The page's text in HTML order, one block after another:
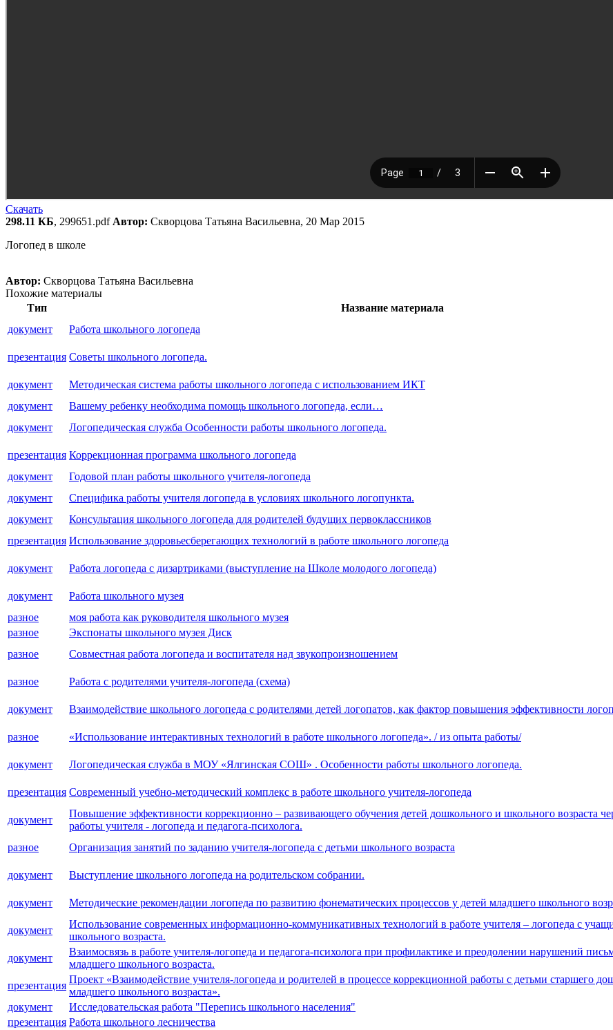
Скачать
298.11 КБ, 299651.pdf Автор: Скворцова Татьяна Васильевна, 20 Мар 2015
Логопед в школе
Автор: Скворцова Татьяна Васильевна
Похожие материалы
Тип
Название материала
документ
Работа школьного логопеда
презентация Советы школьного логопеда.
документ Методическая система работы школьного логопеда с использованием ИКТ
документ
Вашему ребенку необходима помощь школьного логопеда, если…
документ
Логопедическая служба Особенности работы школьного логопеда.
презентация Коррекционная программа школьного логопеда
документ
Годовой план работы школьного учителя-логопеда
документ
Специфика работы учителя логопеда в условиях школьного логопункта.
документ
Консультация школьного логопеда для родителей будущих первоклассников
презентация Использование здоровьесберегающих технологий в работе школьного логопеда
документ Работа логопеда с дизартриками (выступление на Школе молодого логопеда)
документ Работа школьного музея
разное
моя работа как руководителя школьного музея
разное
Экспонаты школьного музея Диск
разное
Совместная работа логопеда и воспитателя над звукопроизношением
разное Работа с родителями учителя-логопеда (схема)
документ Взаимодействие школьного логопеда с родителями детей логопатов, как фактор повышения эффективности
разное «Использование интерактивных технологий в работе школьного логопеда». / из опыта работы/
документ Логопедическая служба в МОУ «Ялгинская СОШ» . Особенности работы школьного логопеда.
презентация Современный учебно-методический комплекс в работе школьного учителя-логопеда
документ
Повышение эффективности коррекционно – развивающего обучения детей дошкольного и школьного возраста
работы учителя - логопеда и педагога-психолога.
разное Организация занятий по заданию учителя-логопеда с детьми школьного возраста
документ Выступление школьного логопеда на родительском собрании.
документ Методические рекомендации логопеда по развитию фонематических процессов у детей младшего школьного
документ
Использование современных информационно-коммуникативных технологий в работе учителя – логопеда с
школьного возраста.
документ
Взаимосвязь в работе учителя-логопеда и педагога-психолога при профилактике и преодолении нарушений
младшего школьного возраста.
презентация
Проект «Взаимодействие учителя-логопеда и родителей в процессе коррекционной работы с детьми старшего
младшего школьного возраста».
документ
Исследовательская работа "Перепись школьного населения"
презентация Работа школьного лесничества